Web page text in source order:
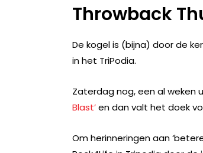
Throwback
De kogel is (bijna) door de ker
in het TriPodia.
Zaterdag nog, een al weken
Blast’en dan valt het doek
Om herinneringen aan